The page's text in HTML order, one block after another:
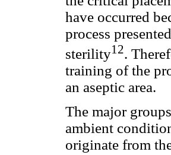
have occurred
process
sterility12.
training of the
an aseptic area.
The major
ambient
originate from